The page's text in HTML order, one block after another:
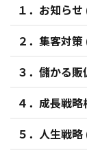
１．お知ら
２．集客対
３．儲かる
４．成長戦
５．人生戦